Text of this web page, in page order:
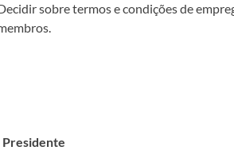
sobre termos e condições de